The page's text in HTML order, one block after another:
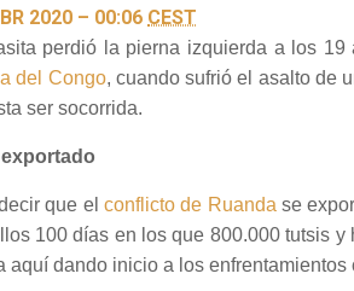
2020 – 00:06 CEST
perdió la pierna izquierda a los
del Congo, cuando sufrió el asalto de
ser socorrida.
que el conflicto de Ruanda se
100 días en los que 800.000 tutsis
aquí dando inicio a los